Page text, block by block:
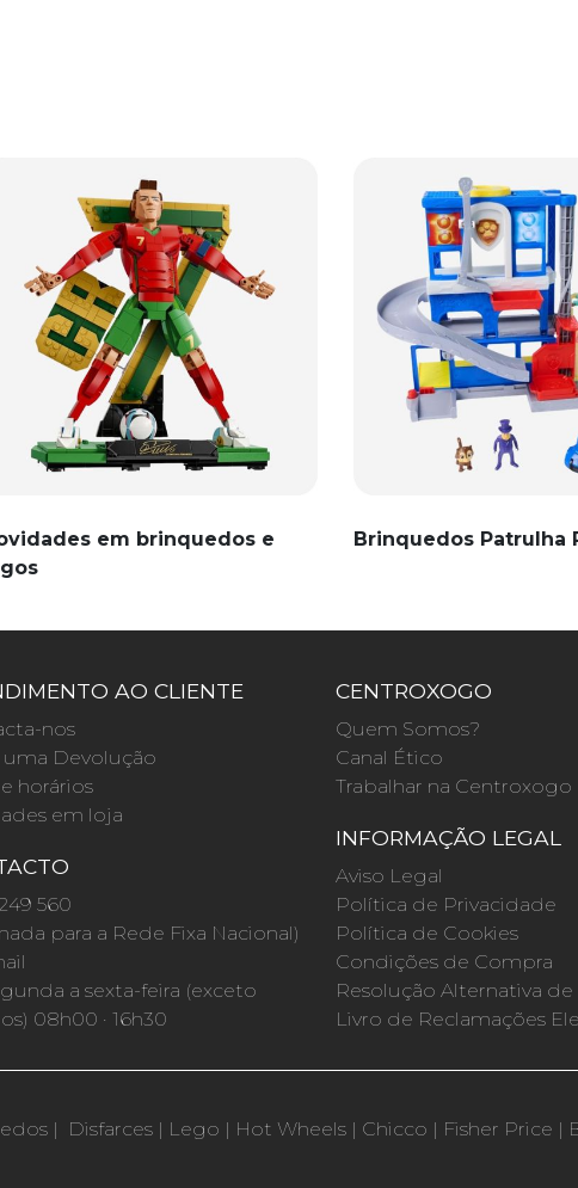
em brinquedos e
Brinquedos Patrulha
AO CLIENTE
nos
uma Devolução
horários
em loja
560
para a Rede Fixa Nacional)
a sexta-feira (exceto
08h00 · 16h30
CENTROXOGO
Quem Somos?
Canal Ético
Trabalhar na Centroxogo
INFORMAÇÃO LEGAL
Aviso Legal
Política de Privacidade
Política de Cookies
Condições de Compra
Resolução Alternativa
Livro de Reclamações
| Disfarces | Lego | Hot Wheels | Chicco | Fisher Price |